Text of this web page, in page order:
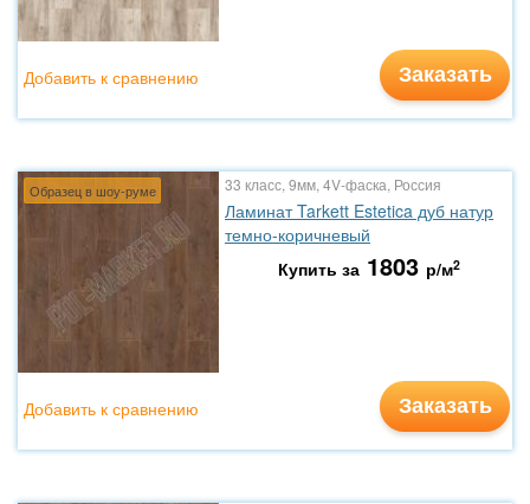
Заказать
Добавить к сравнению
Образец в шоу-руме 33 класс, 9мм, 4V-фаска, Россия
Ламинат Tarkett Estetica дуб натур
темно-коричневый
Купить за 1803 р/м2
Заказать
Добавить к сравнению